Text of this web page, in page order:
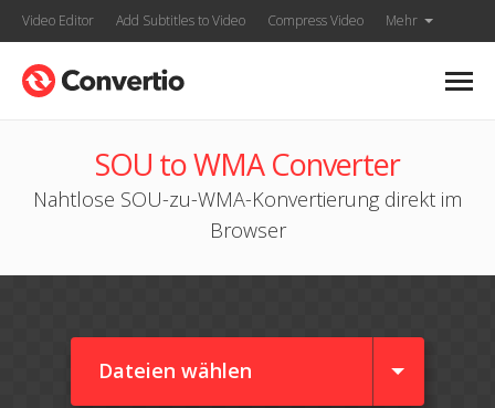
Video Editor Add Subtitles to Video Compress Video Mehr
SOU to WMA Converter
Nahtlose SOU-zu-WMA-Konvertierung direkt im
Browser
Dateien wählen